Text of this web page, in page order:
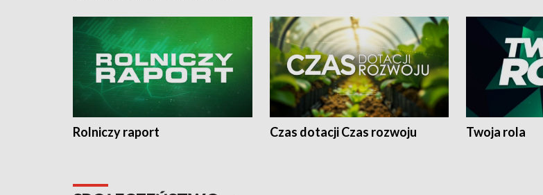
Rolniczy raport Czas dotacji Czas rozwoju Twoja rola